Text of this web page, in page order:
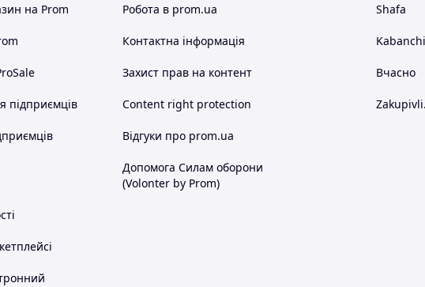
на Prom
підприємців
Робота в prom.ua
Контактна інформація
Захист прав на контент
Content right protection
Відгуки про prom.ua
Допомога Силам оборони
(Volonter by Prom)
Shafa
Вчасно